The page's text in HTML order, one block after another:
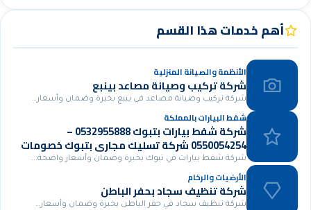
أهم خدمات هذا القسم
الأنظمة والصيانة المنزلية
شركة تركيب وصيانة مصاعد بينبع
شركة تركيب وصيانة مصاعد في ينبع بخبرة وضمان وأسعار…
شفط البيارات بالمملكة
شركة شفط بيارات بتبوك 0532955888 –
0550054254 شركة تسليك مجاري بتبوك خصومات
مميزة 30%
شركة شفط بيارات في تبوك بخبرة وضمان وأسعار واضحة.…
الأرضيات والرخام
شركة تنظيف سجاد بحفر الباطن
شركة تنظيف سجاد في حفر الباطن بخبرة وضمان وأسعار…